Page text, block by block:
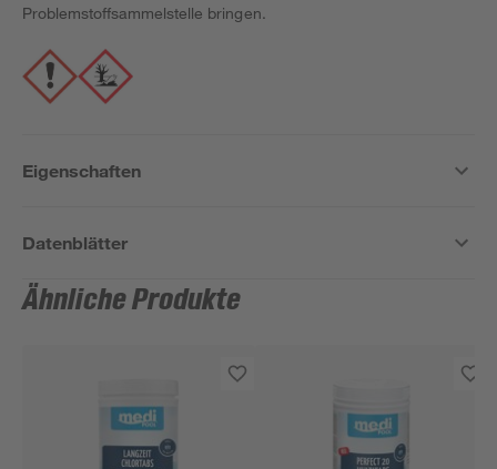
Problemstoffsammelstelle bringen.
Eigenschaften
Datenblätter
Ähnliche Produkte